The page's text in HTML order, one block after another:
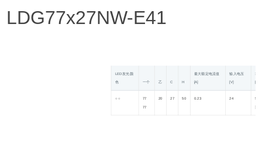
LDG77x27NW-E41
LED发光颜
色 一个 乙 C H
最大额定电流值
[A]
输入电压
[V]
功耗
[W]
○ ○ 77
77
20 27 50 0.23 24 5.4
型